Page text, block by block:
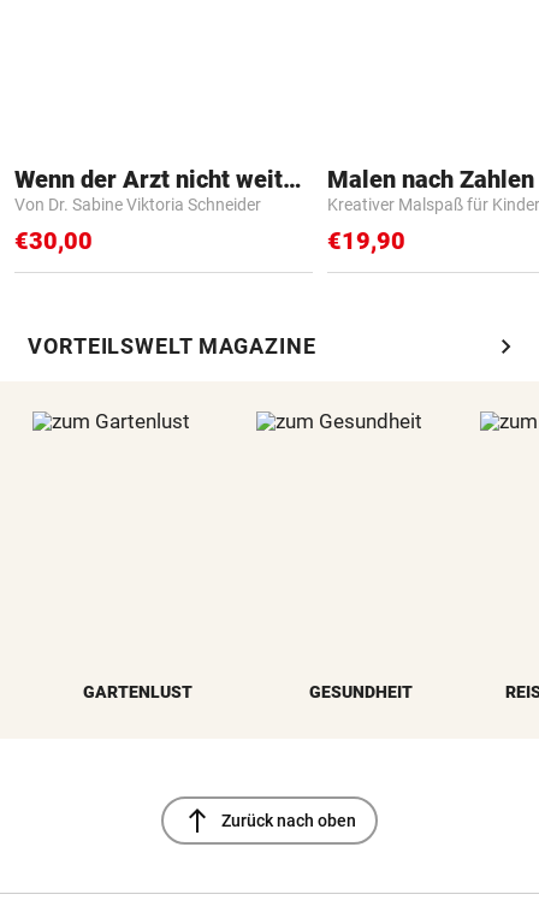
Wenn der Arzt nicht weiter weiß
Von Dr. Sabine Viktoria Schneider
€30,00
Kreativer Malspaß für Kinder
€19,90
VORTEILSWELT MAGAZINE chevron_right
GARTENLUST GESUNDHEIT
north Zurück nach oben